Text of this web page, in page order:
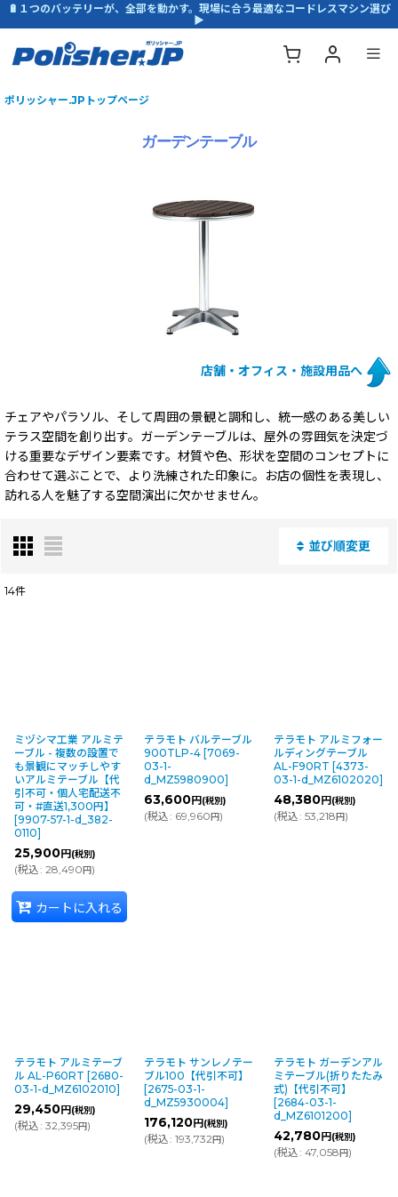
🔋１つのバッテリーが、全部を動かす。現場に合う最適なコードレスマシン選び
▶
ポリッシャー.JPトップページ
ガーデンテーブル
店舗・オフィス・施設用品へ
チェアやパラソル、そして周囲の景観と調和し、統一感のある美しい
テラス空間を創り出す。ガーデンテーブルは、屋外の雰囲気を決定づ
ける重要なデザイン要素です。材質や色、形状を空間のコンセプトに
合わせて選ぶことで、より洗練された印象に。お店の個性を表現し、
訪れる人を魅了する空間演出に欠かせません。
並び順変更
14件
ミヅシマ工業 アルミテ
ーブル - 複数の設置で
も景観にマッチしやす
いアルミテーブル【代
引不可・個人宅配送不
可・#直送1,300円】
[9907-57-1-d_382-
0110]
25,900円 (税別)
(税込: 28,490円)
カートに入れる
テラモト バルテーブル
900TLP-4 [7069-
03-1-
d_MZ5980900]
63,600円 (税別)
(税込: 69,960円)
テラモト アルミフォー
ルディングテーブル
AL-F90RT [4373-
03-1-d_MZ6102020]
48,380円 (税別)
(税込: 53,218円)
テラモト アルミテーブ
ル AL-P60RT [2680-
03-1-d_MZ6102010]
29,450円 (税別)
(税込: 32,395円)
テラモト サンレノテー
ブル100【代引不可】
[2675-03-1-
d_MZ5930004]
176,120円 (税別)
(税込: 193,732円)
テラモト ガーデンアル
ミテーブル(折りたたみ
式)【代引不可】
[2684-03-1-
d_MZ6101200]
42,780円 (税別)
(税込: 47,058円)